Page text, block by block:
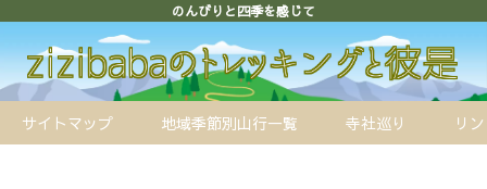
のんびりと四季を感じて
サイトマップ 地域季節別山行一覧 寺社巡り リ